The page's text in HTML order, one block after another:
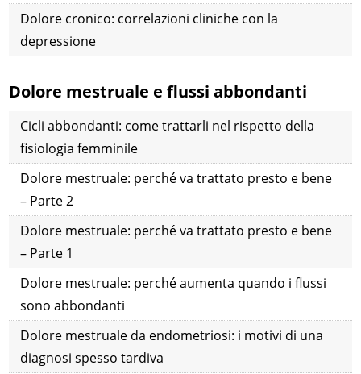
Dolore cronico: correlazioni cliniche con la
depressione
Dolore mestruale e flussi abbondanti
Cicli abbondanti: come trattarli nel rispetto della
fisiologia femminile
Dolore mestruale: perché va trattato presto e bene
– Parte 2
Dolore mestruale: perché va trattato presto e bene
– Parte 1
Dolore mestruale: perché aumenta quando i flussi
sono abbondanti
Dolore mestruale da endometriosi: i motivi di una
diagnosi spesso tardiva